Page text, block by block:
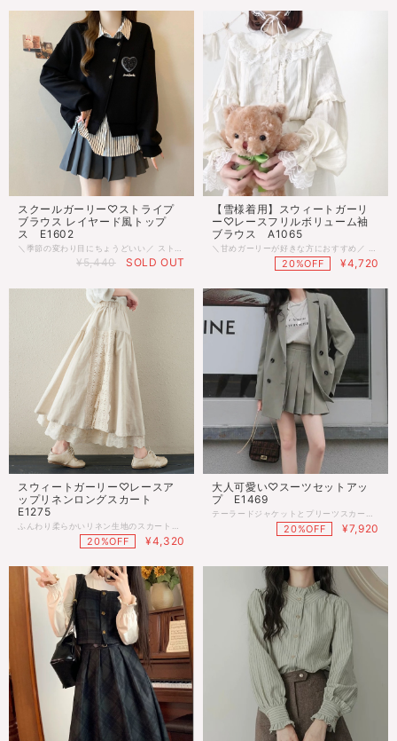
スクールガーリー♡ストライプ
ブラウス レイヤード風トップ
ス E1602
＼季節の変わり目にちょうどいい／ ストライプブラウスを重ねたようなレイヤード風デザインの長袖トップス♡ シャツのきちんと感とカジュアルさを両立し そのまま着るだけでこなれたコーデが完成します♪ 春秋のおでかけやカフェ巡りなど 軽やかにおしゃれを楽しみたい日にぴったりの一枚です◎ ■サイズ Ｍ：着丈58cm 胸囲88cm 肩幅37cm 袖丈58cm Ｌ：着丈59cm 胸囲94cm 肩幅38cm 袖丈59cm ※多少の差がございます。目安とお考え下さい。 ■カラー ブラック ◌◍.......................................................................⿻*.· ※ご注文確定(ご決済)後、到着まで【10日前後】のお時間をいただいております。 (※商品の状況によっては、最大3週間前後かかる場合もございます。) 1日でも早くお客様のもとに届くよう手配させていただきます。 ・沖縄離島は送料プラス1500円頂戴しております。 ・こちらは海外のインポート品となります。 ・海外製のため、つくりがあまい場合があります。 ・お手持ちのスマートフォンの画面により商品の色に若干の差がございます。 ・イメージ違いやサイズ交換等、お客さまご都合による交換、返品は対応出来かねる場合がございます。 ◌◍.......................................................................⿻*.·
¥5,440 SOLD OUT
【雪様着用】スウィートガーリ
ー♡レースフリルボリューム袖
ブラウス A1065
＼甘めガーリーが好きな方におすすめ／ 雪（＠yuu___py）様に着用していただきました♥︎︎∗︎*ﾟ フリルとレースがたっぷりの女の子らしいブラウスです♡ ボリューム袖がコーデのアクセントになり ガーリー感たっぷりで着回し力も抜群です♪ デートやお出かけにぴったりの1枚◎ ■モデル 身長148cm（Mサイズ着用） ■サイズ Ｓ：着丈59cm 胸囲88cm 肩幅37cm 袖丈63cm Ｍ：着丈60cm 胸囲94cm 肩幅38cm 袖丈64cm Ｌ：着丈61cm 胸囲100cm 肩幅39cm 袖丈65cm ※多少の差がございます。目安とお考え下さい。 ■カラー キナリ、ホワイト ◌◍.......................................................................⿻*.· ※ご注文確定(ご決済)後、到着まで【10日前後】のお時間をいただいております。 (※商品の状況によっては、最大3週間前後かかる場合もございます。) 1日でも早くお客様のもとに届くよう手配させていただきます。 ・沖縄離島は送料プラス1500円頂戴しております。 ・こちらは海外のインポート品となります。 ・海外製のため、つくりがあまい場合があります。 ・お手持ちのスマートフォンの画面により商品の色に若干の差がございます。 ・イメージ違いやサイズ交換等、お客さまご都合による交換、返品は対応出来かねる場合がございます。 ◌◍.......................................................................⿻*.·
20%OFF ¥4,720
スウィートガーリー♡レースア
ップリネンロングスカート
E1275
ふんわり柔らかいリネン生地のスカート♡ 歩くたびに揺れるシルエットがきれい♪ 春まで使える着回し力抜群のアイテム◎ ■サイズ Ｍ：着丈75cm 腰囲66cm（伸縮性） Ｌ：着丈76cm 腰囲70cm（伸縮性） ※多少の差がございます。目安とお考え下さい。 ■カラー アイボリー、ブラウン、カーキ ◌◍.......................................................................⿻*.· ※ご注文確定(ご決済)後、到着まで【10日前後】のお時間をいただいております。 (※商品の状況によっては、最大3週間前後かかる場合もございます。) 1日でも早くお客様のもとに届くよう手配させていただきます。 ・沖縄離島は送料プラス1500円頂戴しております。 ・こちらは海外のインポート品となります。 ・海外製のため、つくりがあまい場合があります。 ・お手持ちのスマートフォンの画面により商品の色に若干の差がございます。 ・イメージ違いやサイズ交換等、お客さまご都合による交換、返品は対応出来かねる場合がございます。 ◌◍.......................................................................⿻*.·
20%OFF ¥4,320
大人可愛い♡スーツセットアッ
プ E1469
テーラードジャケットとプリーツスカートのセットアップ♡ ゆったりとしたフィットで、女性らしいシルエットを演出♪ オフィスやパーティーなど様々なシーンで活躍します◎ ■モデル 身長163cm（Sサイズ着用） ■サイズ ⅩＳ：着丈70cm 胸囲98cm 肩幅39cm 袖丈56cm スカート丈40cm Ｓ：着丈71cm 胸囲102cm 肩幅40cm 袖丈57cm スカート丈41cm Ｍ：着丈72cm 胸囲106cm 肩幅41cm 袖丈58cm スカート丈42cm Ｌ：着丈73cm 胸囲110cm 肩幅42cm 袖丈59cm スカート丈43cm ＸＬ：着丈74cm 胸囲114cm 肩幅43cm 袖丈60cm スカート丈44cm ※多少の差がございます。目安とお考え下さい。 ■カラー マスタードグリーン、ブラック ◌◍.......................................................................⿻*.· ※ご注文確定(ご決済)後、到着まで【10日前後】のお時間をいただいております。 (※商品の状況によっては、最大3週間前後かかる場合もございます。) 1日でも早くお客様のもとに届くよう手配させていただきます。 ・沖縄離島は送料プラス1500円頂戴しております。 ・こちらは海外のインポート品となります。 ・海外製のため、つくりがあまい場合があります。 ・お手持ちのスマートフォンの画面により商品の色に若干の差がございます。 ・イメージ違いやサイズ交換等、お客さまご都合による交換、返品は対応出来かねる場合がございます。 ◌◍.......................................................................⿻*.·
20%OFF ¥7,920